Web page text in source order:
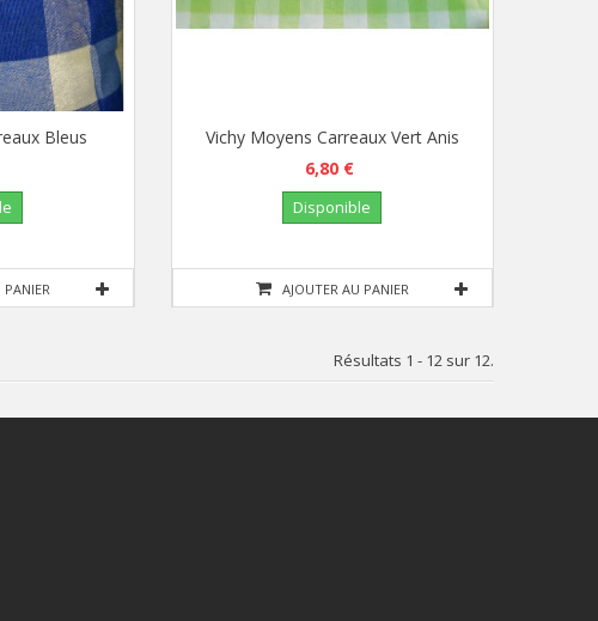
PANIER
Bleus
AJOUTER AU PANIER
Vichy Moyens Carreaux Vert Anis
6,80 €
Disponible
Résultats 1 - 12 sur 12.